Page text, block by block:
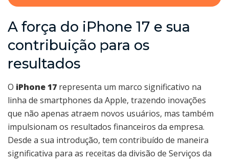
A força do iPhone 17 e sua
contribuição para os
resultados
O iPhone 17 representa um marco significativo na
linha de smartphones da Apple, trazendo inovações
que não apenas atraem novos usuários, mas também
impulsionam os resultados financeiros da empresa.
Desde a sua introdução, tem contribuído de maneira
significativa para as receitas da divisão de Serviços da